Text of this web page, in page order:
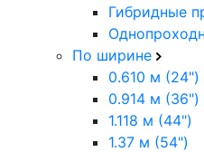
Гибридные
По ширине
0.610 м (24")
0.914 м (36")
1.118 м (44")
1.37 м (54")